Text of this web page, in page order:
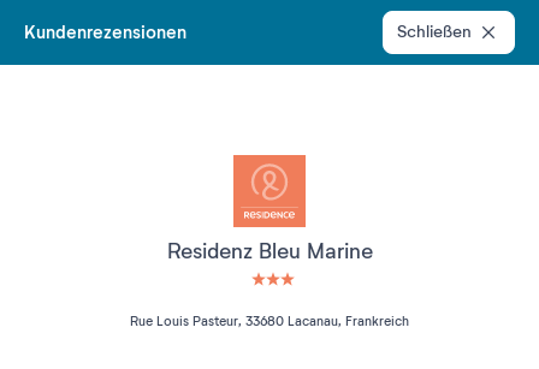
Kundenrezensionen Schließen
Residenz Bleu Marine
Rue Louis Pasteur, 33680 Lacanau, Frankreich